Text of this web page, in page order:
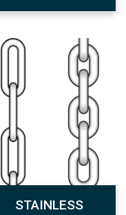
STAINLESS